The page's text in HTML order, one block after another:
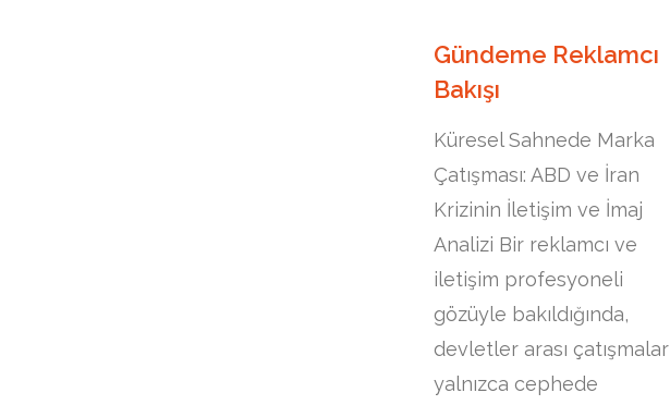
Gündeme Reklamcı
Bakışı
Küresel Sahnede Marka
Çatışması: ABD ve İran
Krizinin İletişim ve İmaj
Analizi Bir reklamcı ve
iletişim profesyoneli
gözüyle bakıldığında,
devletler arası çatışmalar
yalnızca cephede